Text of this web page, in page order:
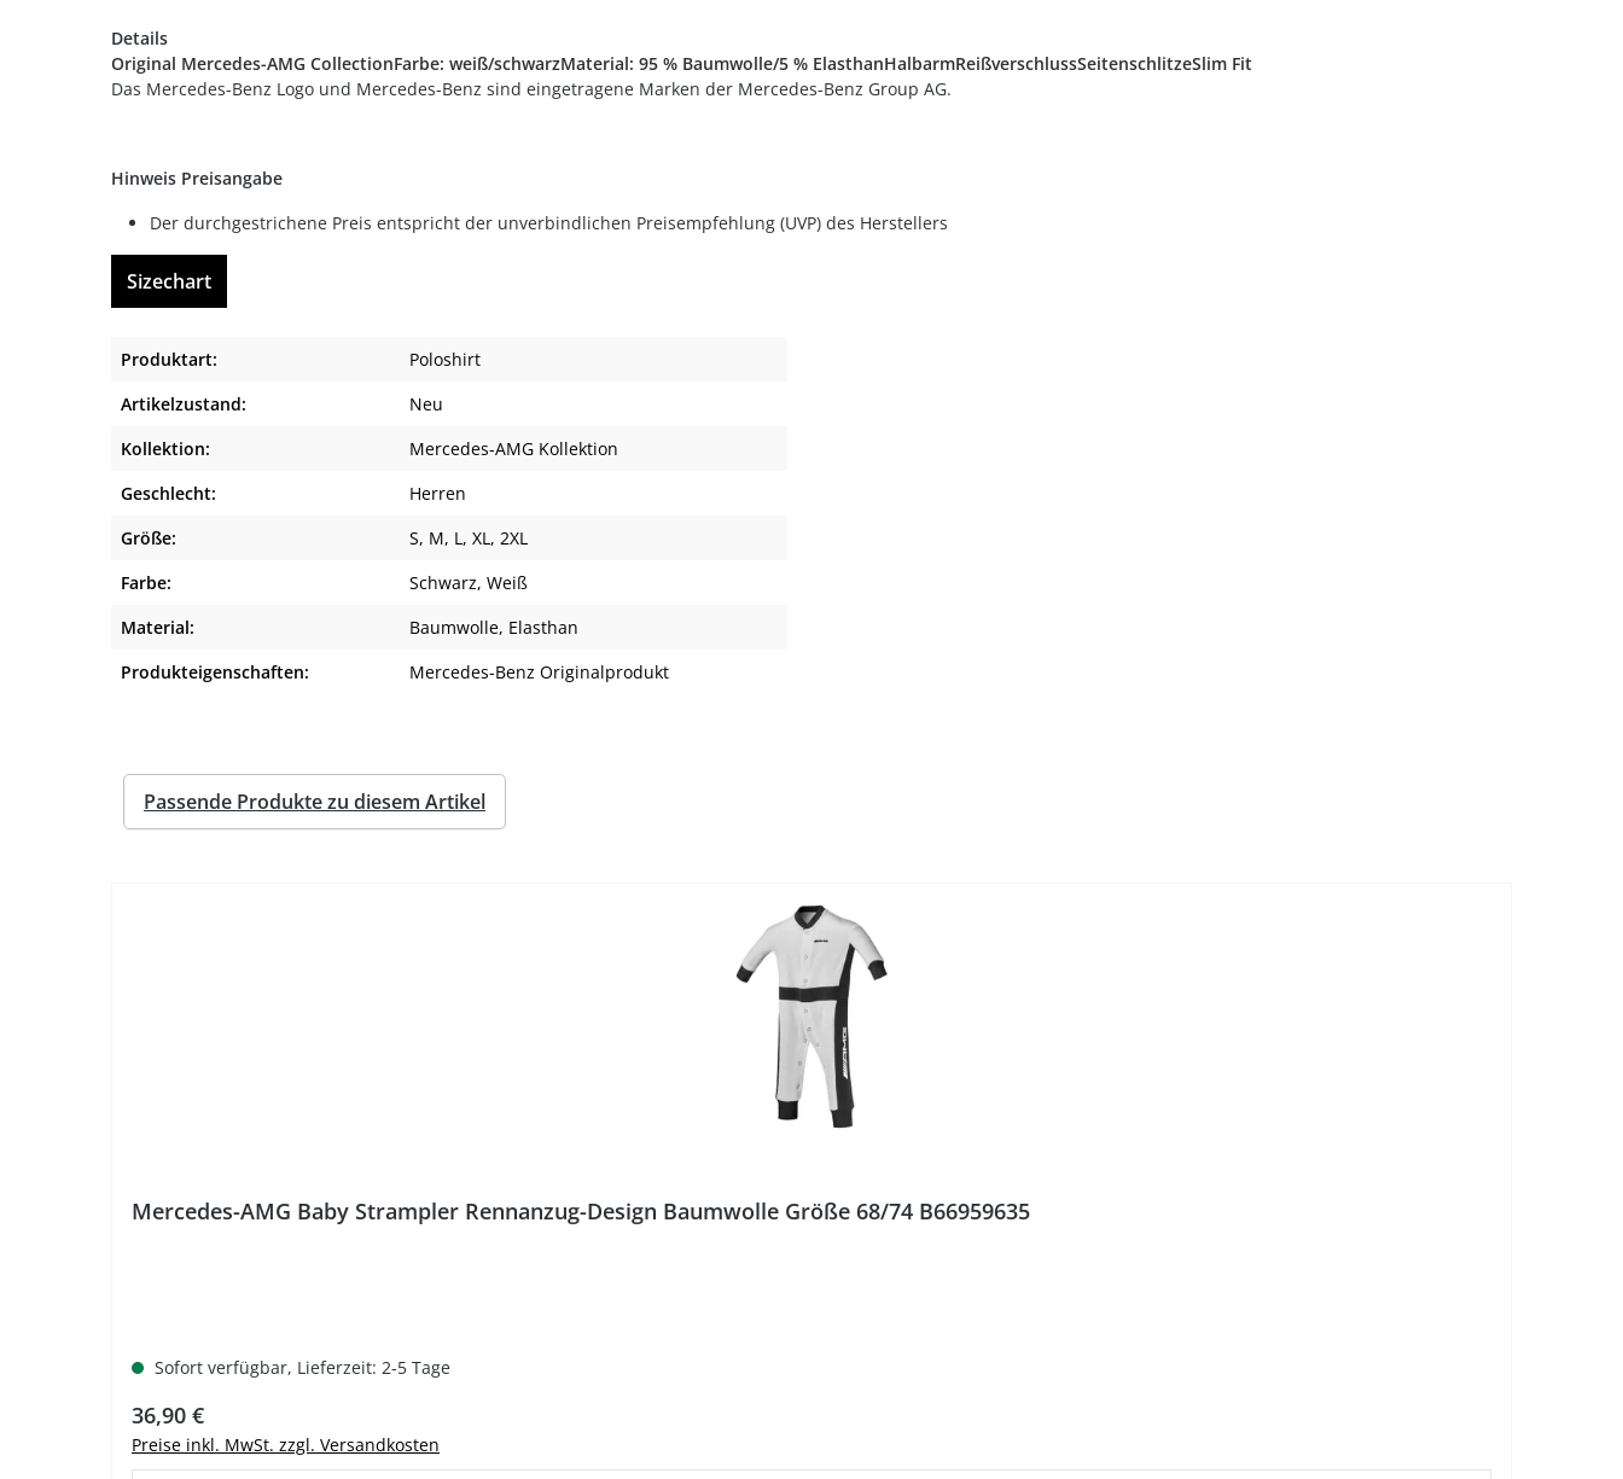
Details
Original Mercedes-AMG CollectionFarbe: weiß/schwarzMaterial: 95 % Baumwolle/5 % ElasthanHalbarmReißverschlussSeitenschlitzeSlim Fit
Das Mercedes-Benz Logo und Mercedes-Benz sind eingetragene Marken der Mercedes-Benz Group AG.
Hinweis Preisangabe
Der durchgestrichene Preis entspricht der unverbindlichen Preisempfehlung (UVP) des Herstellers
Sizechart
Produktart:
Poloshirt
Artikelzustand:
Neu
Kollektion:
Mercedes-AMG Kollektion
Geschlecht:
Herren
Größe:
S, M, L, XL, 2XL
Farbe:
Schwarz, Weiß
Material:
Baumwolle, Elasthan
Produkteigenschaften:
Mercedes-Benz Originalprodukt
Passende Produkte zu diesem Artikel
Mercedes-AMG Baby Strampler Rennanzug-Design Baumwolle Größe 68/74 B66959635
Sofort verfügbar, Lieferzeit: 2-5 Tage
Regulärer Preis:
36,90 €
Preise inkl. MwSt. zzgl. Versandkosten